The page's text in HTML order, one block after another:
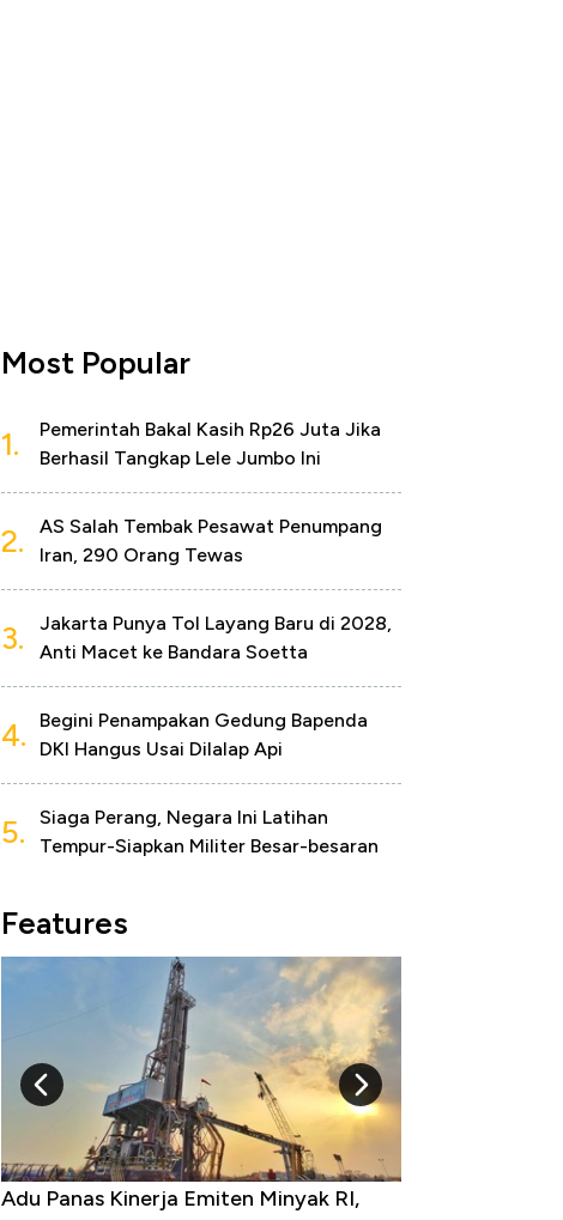
Most Popular
1.
Pemerintah Bakal Kasih Rp26 Juta Jika
Berhasil Tangkap Lele Jumbo Ini
2.
AS Salah Tembak Pesawat Penumpang
Iran, 290 Orang Tewas
3.
Jakarta Punya Tol Layang Baru di 2028,
Anti Macet ke Bandara Soetta
4.
Begini Penampakan Gedung Bapenda
DKI Hangus Usai Dilalap Api
5.
Siaga Perang, Negara Ini Latihan
Tempur-Siapkan Militer Besar-besaran
Features
10 Provinsi dengan Tingkat